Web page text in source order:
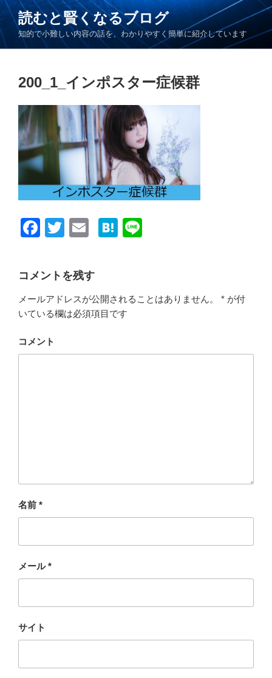
コ
テ
ン
読むと賢くなるブログ
知的で小難しい内容の話を、わかりやすく簡単に紹介しています
200_1_インポスター症候群
F
c
e
b
o
o
T
tt
er
ail
H
a
コメントを残す
メールアドレスが公開されることはありません。 * が付
いている欄は必須項目です
コメント
名前 *
メール*
サイト